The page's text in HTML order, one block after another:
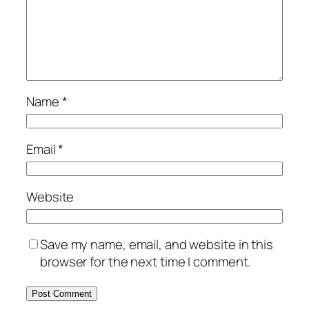
Name*
Email*
Website
Save my name, email, and website in this
browser for the next time I comment.